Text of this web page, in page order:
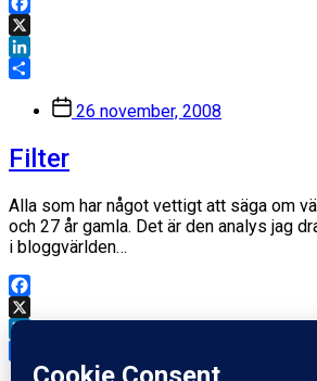
Facebook
X
LinkedIn
Inläggsdatum
26 november, 2008
Filter
Alla som har något vettigt att säga om
och 27 år gamla. Det är den analys jag
i bloggvärlden…
Facebook
X
Dela